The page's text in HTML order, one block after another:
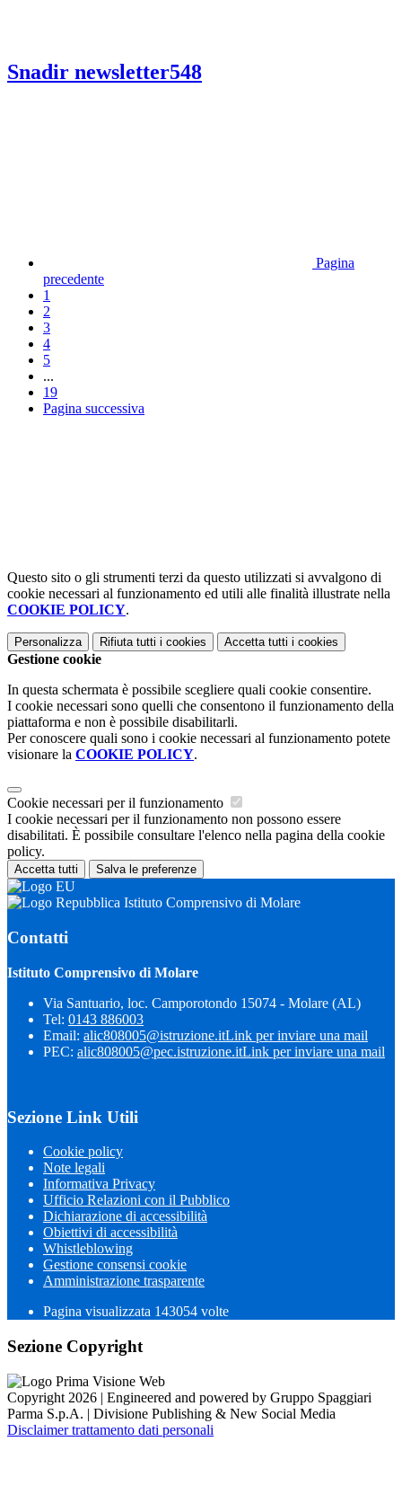
Snadir newsletter548
Pagina
precedente
1
2
3
4
5
...
19
Pagina successiva
Questo sito o gli strumenti terzi da questo utilizzati si avvalgono di
cookie necessari al funzionamento ed utili alle finalità illustrate nella
COOKIE POLICY.
Personalizza Rifiuta tutti i cookies Accetta tutti i cookies
Gestione cookie
In questa schermata è possibile scegliere quali cookie consentire.
I cookie necessari sono quelli che consentono il funzionamento della
piattaforma e non è possibile disabilitarli.
Per conoscere quali sono i cookie necessari al funzionamento potete
visionare la COOKIE POLICY.
Cookie necessari per il funzionamento
I cookie necessari per il funzionamento non possono essere
disabilitati. È possibile consultare l'elenco nella pagina della cookie
policy.
Accetta tutti Salva le preferenze
Istituto Comprensivo di Molare
Contatti
Istituto Comprensivo di Molare
Via Santuario, loc. Camporotondo 15074 - Molare (AL)
Tel: 0143 886003
Email: alic808005@istruzione.itLink per inviare una mail
PEC: alic808005@pec.istruzione.itLink per inviare una mail
Sezione Link Utili
Cookie policy
Note legali
Informativa Privacy
Ufficio Relazioni con il Pubblico
Dichiarazione di accessibilità
Obiettivi di accessibilità
Whistleblowing
Gestione consensi cookie
Amministrazione trasparente
Pagina visualizzata 143054 volte
Sezione Copyright
Copyright 2026 | Engineered and powered by Gruppo Spaggiari
Parma S.p.A. | Divisione Publishing & New Social Media
Disclaimer trattamento dati personali